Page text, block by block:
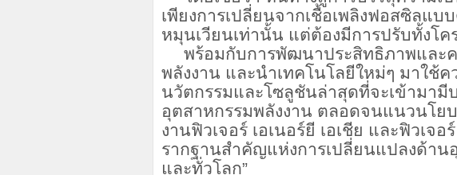
เพียงการเปลี่ยนจากเชื้อเพลิงฟอสซิลแบ
หมุนเวียนเท่านั้น แต่ต้องมีการปรับทั้งโค
พร้อมกับการพัฒนาประสิทธิภาพและค
พลังงาน และนำเทคโนโลยีใหม่ๆ มาใช้
นวัตกรรมและโซลูชันล่าสุดที่จะเข้ามามี
อุตสาหกรรมพลังงาน ตลอดจนแนวนโย
งานฟิวเจอร์ เอเนอร์ยี เอเชีย และฟิวเจ
รากฐานสำคัญแห่งการเปลี่ยนแปลงด้าน
และทั่วโลก”